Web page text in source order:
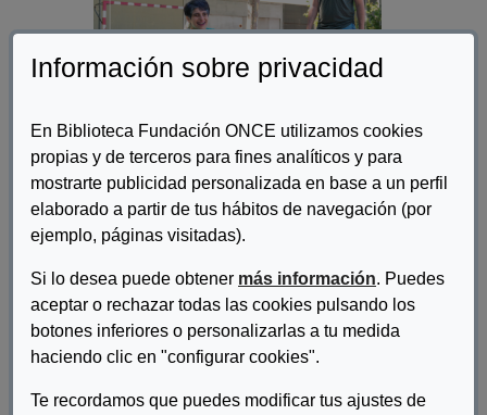
Información sobre privacidad
En Biblioteca Fundación ONCE utilizamos cookies
propias y de terceros para fines analíticos y para
mostrarte publicidad personalizada en base a un perfil
elaborado a partir de tus hábitos de navegación (por
ejemplo, páginas visitadas).
Si lo desea puede obtener más información. Puedes
aceptar o rechazar todas las cookies pulsando los
botones inferiores o personalizarlas a tu medida
haciendo clic en "configurar cookies".
Te recordamos que puedes modificar tus ajustes de
Autor/es:Confederación Aspace